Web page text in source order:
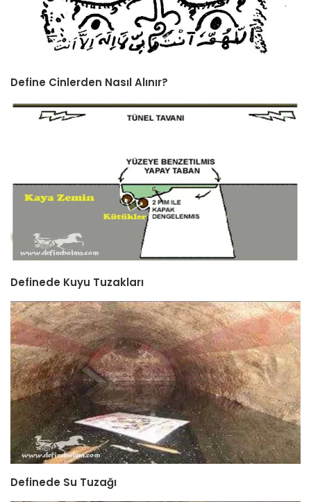
Define Cinlerden Nasıl Alınır?
Definede Kuyu Tuzakları
Definede Su Tuzağı